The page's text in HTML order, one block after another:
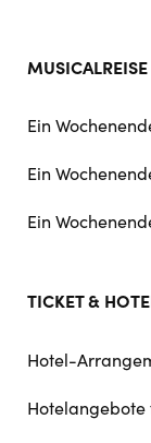
MUSICALREISE
Ein
Ein
Ein
TICKET &
Hotel-
Hotelangebote